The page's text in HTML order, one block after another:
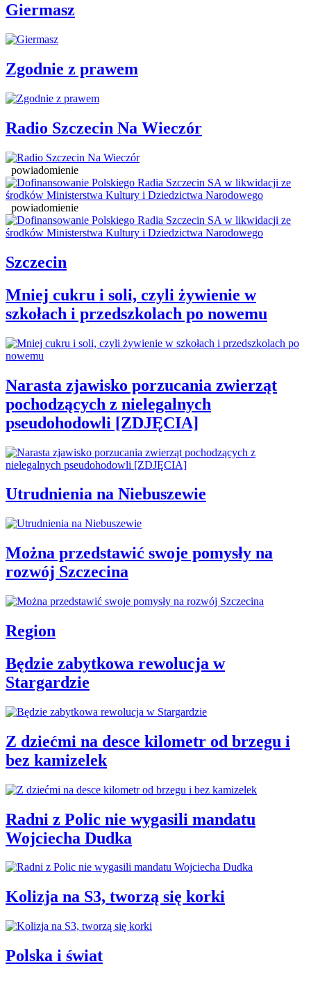
Giermasz
Zgodnie z prawem
Radio Szczecin Na Wieczór
powiadomienie
powiadomienie
Szczecin
Mniej cukru i soli, czyli żywienie w
szkołach i przedszkolach po nowemu
Narasta zjawisko porzucania zwierząt
pochodzących z nielegalnych
pseudohodowli [ZDJĘCIA]
Utrudnienia na Niebuszewie
Można przedstawić swoje pomysły na
rozwój Szczecina
Region
Będzie zabytkowa rewolucja w
Stargardzie
Z dziećmi na desce kilometr od brzegu i
bez kamizelek
Radni z Polic nie wygasili mandatu
Wojciecha Dudka
Kolizja na S3, tworzą się korki
Polska i świat